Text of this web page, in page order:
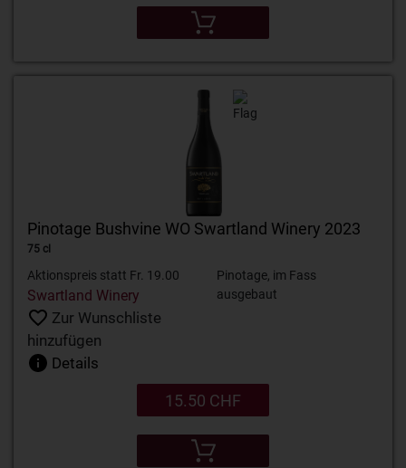
Pinotage Bushvine WO Swartland Winery 2023
75 cl
Aktionspreis statt Fr. 19.00
Swartland Winery
Pinotage, im Fass
ausgebaut
Zur Wunschliste
hinzufügen
Details
15.50 CHF